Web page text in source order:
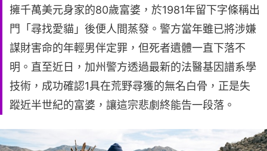
擁千萬美元身家的80歲富婆，於1981年留下字條稱出
門「尋找愛貓」後便人間蒸發。警方當年雖已將涉嫌
謀財害命的年輕男伴定罪，但死者遺體一直下落不
明。直至近日，加州警方透過最新的法醫基因譜系學
技術，成功確認1具在荒野尋獲的無名白骨，正是失
蹤近半世紀的富婆，讓這宗悲劇終能告一段落。